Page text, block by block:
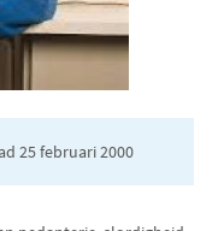
25 februari 2000